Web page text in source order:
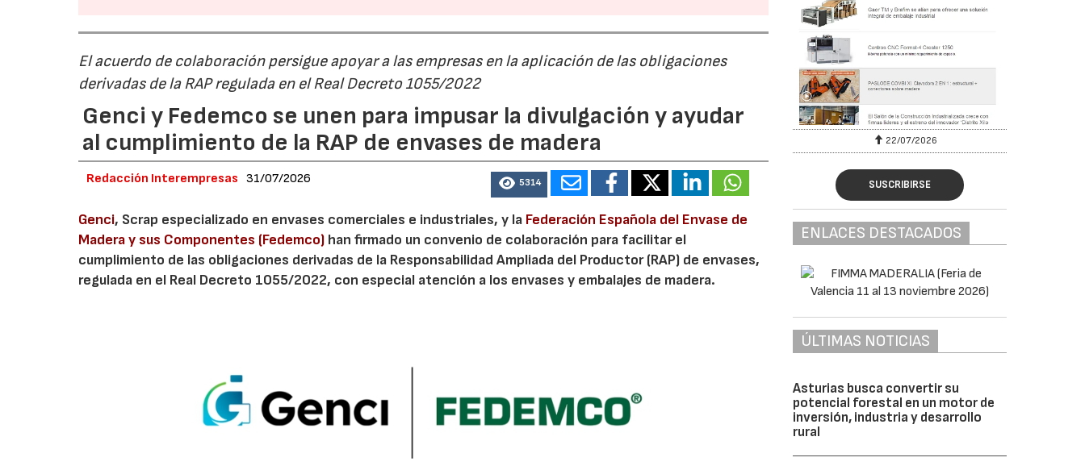
El acuerdo de colaboración persigue apoyar a las empresas en la aplicación de las obligaciones
derivadas de la RAP regulada en el Real Decreto 1055/2022
Genci y Fedemco se unen para impusar la divulgación y ayudar
al cumplimiento de la RAP de envases de madera
Redacción Interempresas 31/07/2026 5314
Genci, Scrap especializado en envases comerciales e industriales, y la Federación Española del Envase de
Madera y sus Componentes (Fedemco) han firmado un convenio de colaboración para facilitar el
cumplimiento de las obligaciones derivadas de la Responsabilidad Ampliada del Productor (RAP) de envases,
regulada en el Real Decreto 1055/2022, con especial atención a los envases y embalajes de madera.
22/07/2026 22/07/2026
SUSCRIBIRSE
ENLACES DESTACADOS
ÚLTIMAS NOTICIAS
Asturias busca convertir su
potencial forestal en un motor de
inversión, industria y desarrollo
rural